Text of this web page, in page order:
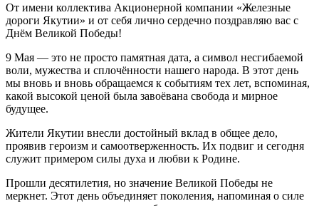
От имени коллектива Акционерной компании «Железные
дороги Якутии» и от себя лично сердечно поздравляю вас с
Днём Великой Победы!
9 Мая — это не просто памятная дата, а символ несгибаемой
воли, мужества и сплочённости нашего народа. В этот день
мы вновь и вновь обращаемся к событиям тех лет, вспоминая,
какой высокой ценой была завоёвана свобода и мирное
будущее.
Жители Якутии внесли достойный вклад в общее дело,
проявив героизм и самоотверженность. Их подвиг и сегодня
служит примером силы духа и любви к Родине.
Прошли десятилетия, но значение Великой Победы не
меркнет. Этот день объединяет поколения, напоминая о силе